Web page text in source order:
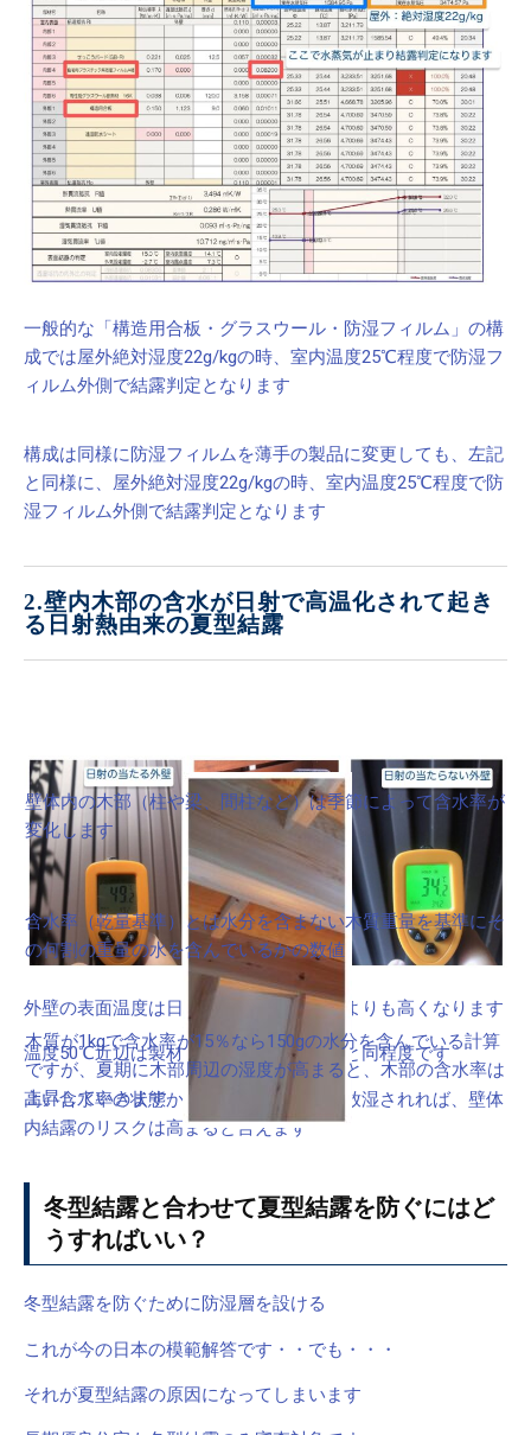
一般的な「構造用合板・グラスウール・防湿フィルム」の構
成では屋外絶対湿度22g/kgの時、室内温度25℃程度で防湿フ
ィルム外側で結露判定となります
構成は同様に防湿フィルムを薄手の製品に変更しても、左記
と同様に、屋外絶対湿度22g/kgの時、室内温度25℃程度で防
湿フィルム外側で結露判定となります
2.壁内木部の含水が日射で高温化されて起き
る日射熱由来の夏型結露
壁体内の木部（柱や梁、間柱など）は季節によって含水率が
変化します
含水率（乾量基準）とは水分を含まない木質重量を基準にそ
の何割の重量の水を含んでいるかの数値
木質が1kgで含水率が15％なら150gの水分を含んでいる計算
ですが、夏期に木部周辺の湿度が高まると、木部の含水率は
上昇していきます
外壁の表面温度は日射が当たると外気温よりも高くなります
温度50℃近辺は製材所の「低温乾燥機」と同程度です
高い含水率の状態から蒸されて壁体内に放湿されれば、壁体
内結露のリスクは高まると言えます
冬型結露と合わせて夏型結露を防ぐにはど
うすればいい？
冬型結露を防ぐために防湿層を設ける
これが今の日本の模範解答です・・でも・・・
それが夏型結露の原因になってしまいます